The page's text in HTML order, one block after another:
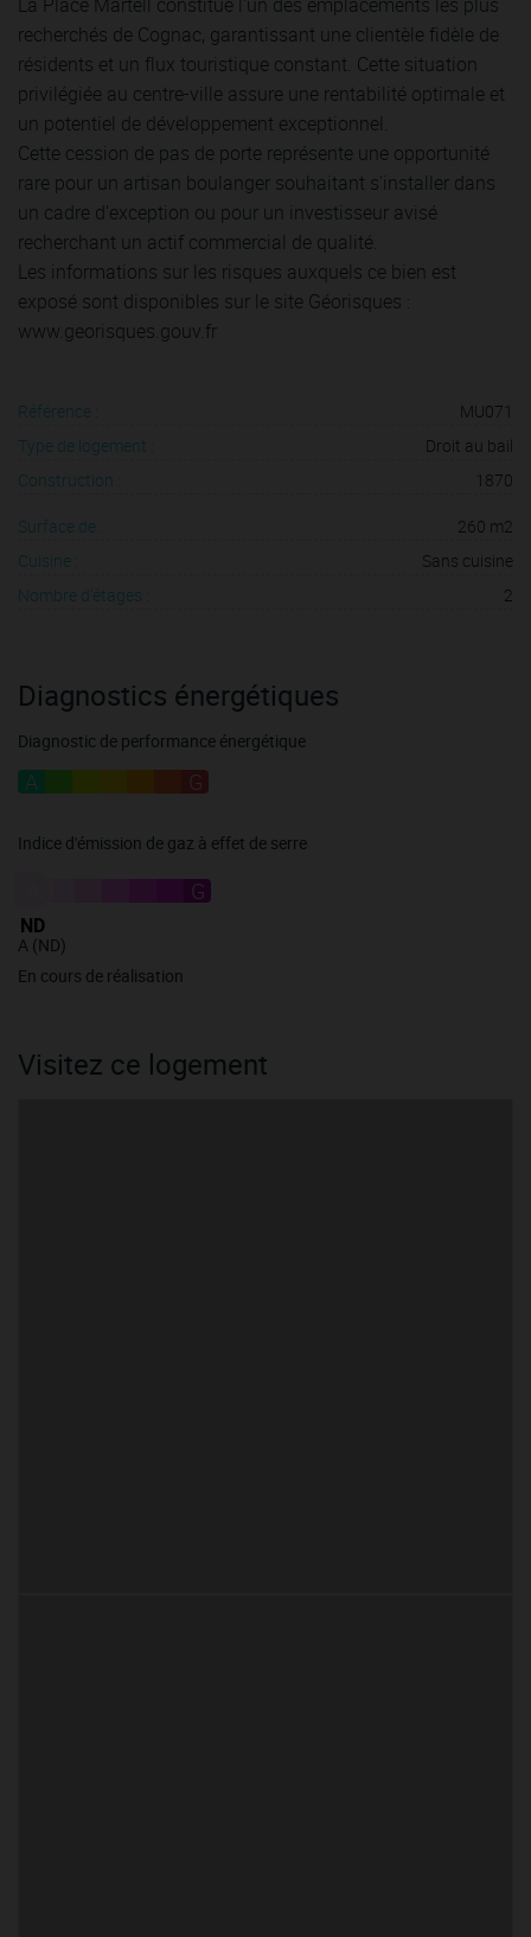
recherchés de Cognac, garantissant une clientèle fidèle de
résidents et un flux touristique constant. Cette situation
privilégiée au centre-ville assure une rentabilité optimale et
un potentiel de développement exceptionnel.
Cette cession de pas de porte représente une opportunité
rare pour un artisan boulanger souhaitant s'installer dans
un cadre d'exception ou pour un investisseur avisé
recherchant un actif commercial de qualité.
Les informations sur les risques auxquels ce bien est
exposé sont disponibles sur le site Géorisques :
www.georisques.gouv.fr
Référence :
MU071
Type de logement :
Droit au bail
Construction :
1870
Surface de :
260 m2
Cuisine :
Sans cuisine
Nombre d'étages :
2
Diagnostics énergétiques
Diagnostic de performance énergétique
A G
Indice d'émission de gaz à effet de serre
ND
G
A (ND)
En cours de réalisation
Visitez ce logement